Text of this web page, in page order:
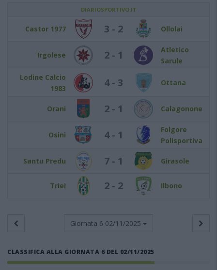
DIARIOSPORTIVO.IT
Castor 1977 3 - 2 Ollolai
Irgolese 2 - 1
Atletico
Sarule
Lodine Calcio
1983
4 - 3 Ottana
Orani 2 - 1 Calagonone
Osini 4 - 1
Folgore
Polisportiva
Santu Predu 7 - 1 Girasole
Triei 2 - 2 Ilbono
Giornata 6 02/11/2025
CLASSIFICA ALLA GIORNATA 6 DEL 02/11/2025